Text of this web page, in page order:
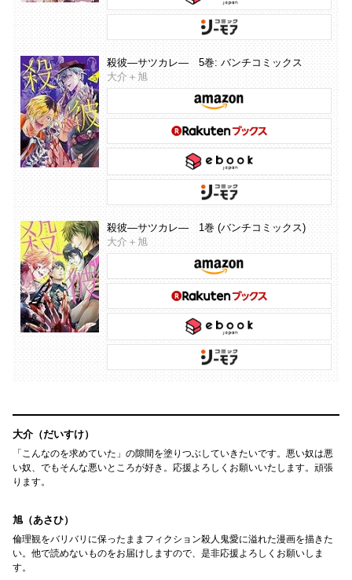
殺彼―サツカレ― 5巻: バンチコミックス
大介＋旭
殺彼―サツカレ― 1巻 (バンチコミックス)
大介＋旭
大介（だいすけ）
「こんなのを求めていた」の隙間を塗りつぶしていきたいです。悪い奴は悪
い奴、でもそんな悪いところが好き。応援よろしくお願いいたします。頑張
ります。
旭（あさひ）
倫理観をバリバリに保ったままフィクション殺人鬼愛に溢れた漫画を描きた
い。他で読めないものをお届けしますので、是非応援よろしくお願いしま
す。